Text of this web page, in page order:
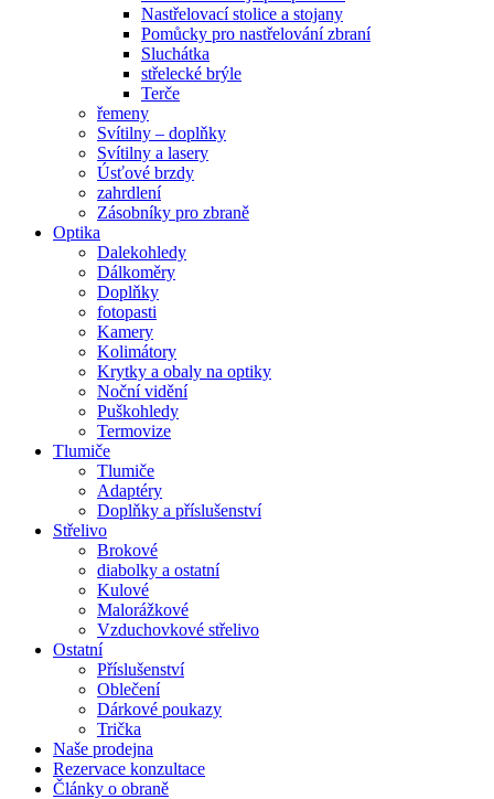
Nastřelovací stolice a stojany
Pomůcky pro nastřelování zbraní
Sluchátka
střelecké brýle
Terče
řemeny
Svítilny – doplňky
Svítilny a lasery
Úsťové brzdy
zahrdlení
Zásobníky pro zbraně
Optika
Dalekohledy
Dálkoměry
Doplňky
fotopasti
Kamery
Kolimátory
Krytky a obaly na optiky
Noční vidění
Puškohledy
Termovize
Tlumiče
Tlumiče
Adaptéry
Doplňky a příslušenství
Střelivo
Brokové
diabolky a ostatní
Kulové
Malorážkové
Vzduchovkové střelivo
Ostatní
Příslušenství
Oblečení
Dárkové poukazy
Trička
Naše prodejna
Rezervace konzultace
Články o obraně